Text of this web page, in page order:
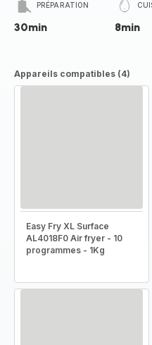
PRÉPARATION
30min 8min
Appareils compatibles (4)
Easy Fry XL Surface
AL4018F0 Air fryer - 10
programmes - 1Kg